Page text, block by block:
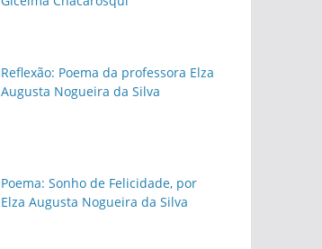
Reflexão: Poema da professora Elza
Augusta Nogueira da Silva
Poema: Sonho de Felicidade, por
Elza Augusta Nogueira da Silva